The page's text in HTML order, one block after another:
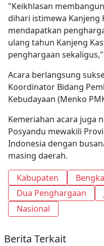
"Keikhlasan
dihari istimewa Kanjeng
mendapatkan
ulang tahun Kanjeng
penghargaan
Acara berlangsung
Koordinator Bidang
Kebudayaan (Menko
Kemeriahan acara juga
Posyandu mewakili
Indonesia dengan
masing daerah.
Kabupaten
Dua Penghargaan
Nasional
Berita Terkait